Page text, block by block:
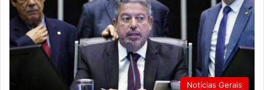
Notícias Gerais